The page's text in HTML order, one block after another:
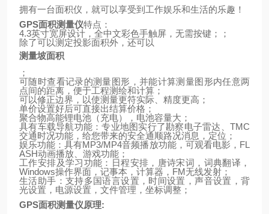
拥有一台面积仪，就可以享受到工作娱乐和生活的乐趣！
GPS面积测量仪特点：
4.3英寸宽屏设计，全中文彩色手触屏，无需按键；；
除了可以测定投影面积外，还可以
测量坡面积
；
可随时查看记录的测量图形，并能计算测量图形内任意两
点间的距离，便于工程测绘和计算；
可以修正边界，以使测量更符实际、精度更高；
单价设置好后可直接出结算价格；
聚合物高能锂电池（充电），电池容量大；
具有车载导航功能：专业地图实行了勘察电子雷达、 TMC
交通时况功能，给您带来的安全通顺路况消息，定位；
娱乐功能：具有MP3/MP4音频播放功能，可观看电影， FL
ASH动画播放、游戏功能；
工作安排及学习功能：日程安排，唐诗宋词，词典翻译，
Windows操作界面，记事本，计算器， FM无线发射；
生活助手：支持多国语言设置，时间设置，声音设置，背
光设置，电源设置，文件管理，坐标调整；
GPS面积测量仪原理: